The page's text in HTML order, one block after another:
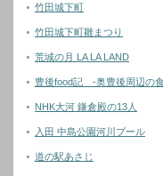
竹田城下町
竹田城下町雛まつり
荒城の月 LA LA LAND
豊後food記 -奥豊後周辺の
NHK大河 鎌倉殿の13人
入田 中島公園河川プール
道の駅あさじ